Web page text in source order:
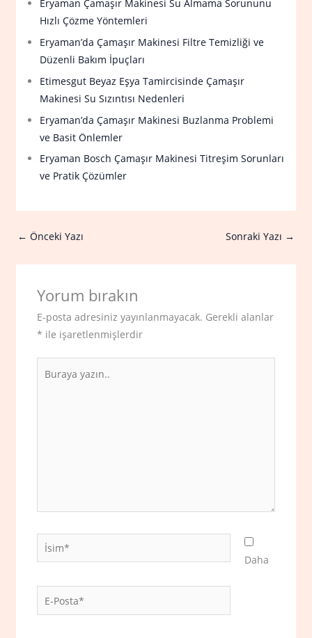
Eryaman Çamaşır Makinesi Su Almama Sorununu
Hızlı Çözme Yöntemleri
Eryaman’da Çamaşır Makinesi Filtre Temizliği ve
Düzenli Bakım İpuçları
Etimesgut Beyaz Eşya Tamircisinde Çamaşır
Makinesi Su Sızıntısı Nedenleri
Eryaman’da Çamaşır Makinesi Buzlanma Problemi
ve Basit Önlemler
Eryaman Bosch Çamaşır Makinesi Titreşim Sorunları
ve Pratik Çözümler
← Önceki Yazı Sonraki Yazı →
Yorum bırakın
E-posta adresiniz yayınlanmayacak. Gerekli alanlar
* ile işaretlenmişlerdir
İsim*
Posta*
Daha